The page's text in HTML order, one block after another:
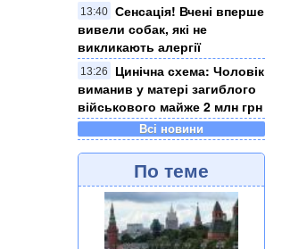
13:40 Сенсація! Вчені вперше
вивели собак, які не
викликають алергії
13:26
Цинічна схема: Чоловік
виманив у матері загиблого
військового майже 2 млн грн
Всі новини
По теме